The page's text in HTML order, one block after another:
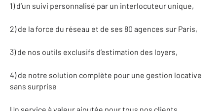
1) d’un suivi personnalisé par un interlo­cuteur unique,
2) de la force du réseau et de ses 80 agences sur Paris,
3) de nos outils exclusifs d’estimation des loyers,
4) de notre solution complète pour une gestion locative
sans surprise